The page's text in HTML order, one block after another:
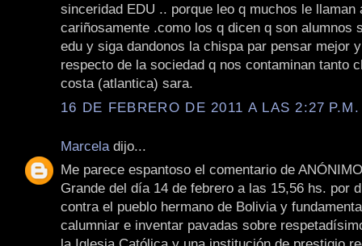
sinceridad EDU .. porque leo q muchos le llaman
cariñosamente .como los q dicen q son alumnos
edu y siga dandonos la chispa par pensar mejor
respecto de la sociedad q nos contaminan tanto
costa (atlantica) sara.
16 DE FEBRERO DE 2011 A LAS 2:27 P.M.
Marcela dijo...
Me parece espantoso el comentario de
Grande del día 14 de febrero a las 15,56 hs. por
contra el pueblo hermano de Bolivia y
calumniar e inventar pavadas sobre